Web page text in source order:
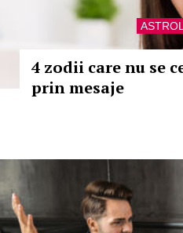
4 zodii care nu se
prin mesaje